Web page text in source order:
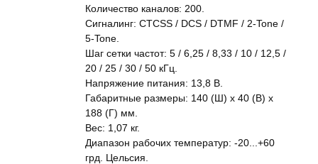
Количество каналов: 200.
Сигналинг: CTCSS / DCS / DTMF / 2-Tone /
5-Tone.
Шаг сетки частот: 5 / 6,25 / 8,33 / 10 / 12,5 /
20 / 25 / 30 / 50 кГц.
Напряжение питания: 13,8 В.
Габаритные размеры: 140 (Ш) х 40 (В) х
188 (Г) мм.
Вес: 1,07 кг.
Диапазон рабочих температур: -20...+60
грд. Цельсия.